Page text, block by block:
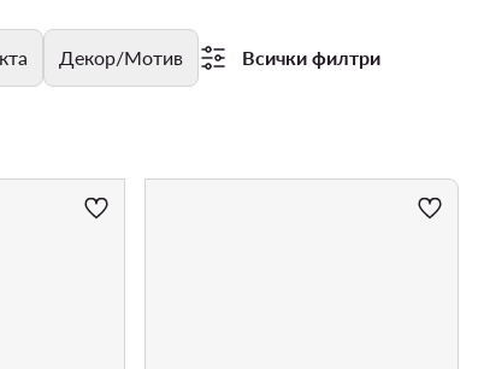
Декор/Мотив Всички филтри